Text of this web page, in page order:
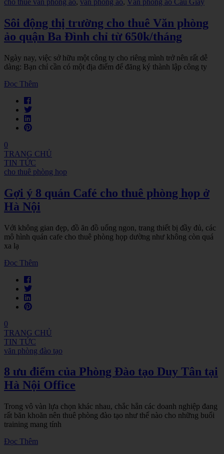
Sôi động thị trường cho thuê Văn phòng
ảo quận Ba Đình chỉ từ 650k/tháng
Ngày nay, việc sở hữu một công ty cho riêng mình trở nên rất dễ
dàng: Bạn chỉ cần có một địa điểm để đăng ký thành lập công ty
Đọc Thêm
0
TRANG CHỦ
TIN TỨC
cho thuê phòng họp
Gợi ý 8 quán Café cho thuê phòng họp ở
Hà Nội
Với không gian đẹp, đồ ăn đồ uống ngon, trang thiết bị đầy đủ, các
mô hình quán cafe cho thuê phòng họp dường như không còn quá
xa lạ
Đọc Thêm
0
TRANG CHỦ
TIN TỨC
văn phòng đào tạo
8 ưu điểm của Phòng Đào tạo Duy Tân tại
Hà Nội Office
Trong vô vàn lựa chọn khác nhau, chắc hẳn các doanh nghiệp đang
rất băn khoăn nên thuê phòng đào tạo như thế nào cho những buổi
training mang tính
Đọc Thêm